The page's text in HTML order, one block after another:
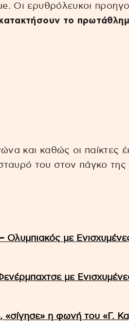
Οι ερυθρόλευκοι
το
και καθώς οι παίκτες
του στον πάγκο της
Ολυμπιακός με
με
«σίγησε» η φωνή του «Γ.